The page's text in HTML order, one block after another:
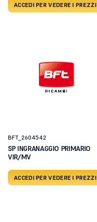
ACCEDI PER VEDERE I PREZZI
BFT_2604542
SP INGRANAGGIO PRIMARIO
VIR/MV
ACCEDI PER VEDERE I PREZZI